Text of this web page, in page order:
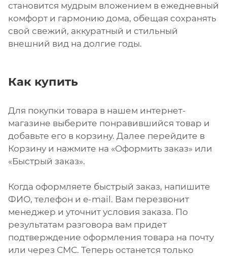
становится мудрым вложением в ежедневный
комфорт и гармонию дома, обещая сохранять
свой свежий, аккуратный и стильный
внешний вид на долгие годы.
Как купить
Для покупки товара в нашем интернет-
магазине выберите понравившийся товар и
добавьте его в корзину. Далее перейдите в
Корзину и нажмите на «Оформить заказ» или
«Быстрый заказ».
Когда оформляете быстрый заказ, напишите
ФИО, телефон и e-mail. Вам перезвонит
менеджер и уточнит условия заказа. По
результатам разговора вам придет
подтверждение оформления товара на почту
или через СМС. Теперь останется только